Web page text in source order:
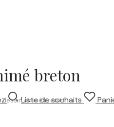
Liste de souhaits
breton
animé breton”